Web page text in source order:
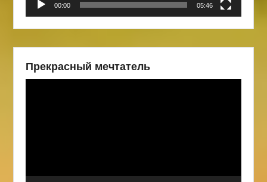
00:00 05:46
Прекрасный мечтатель